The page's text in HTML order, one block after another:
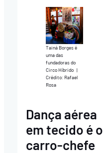
Tainá Borges é
uma das
fundadoras do
Circo Híbrido |
Crédito: Rafael
Rosa
Dança aérea
em tecido é o
carro-chefe